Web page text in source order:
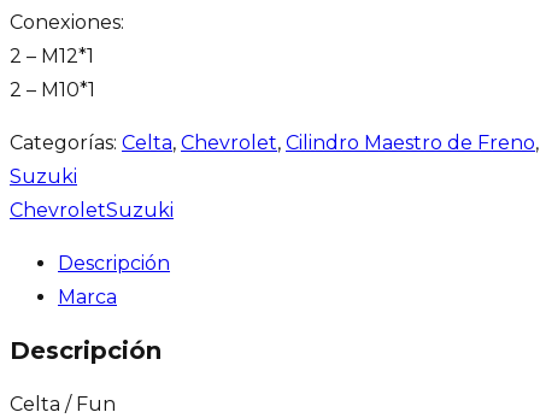
Conexiones:
2 – M12*1
2 – M10*1
Categorías: Celta, Chevrolet, Cilindro Maestro de Freno
Suzuki
ChevroletSuzuki
Descripción
Marca
Descripción
Celta / Fun